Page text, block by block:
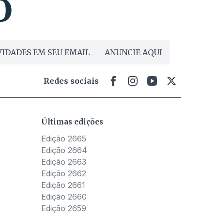
EM SEU EMAIL ANUNCIE AQUI
Redes sociais
Últimas edições
Edição 2665
Edição 2664
Edição 2663
Edição 2662
Edição 2661
Edição 2660
Edição 2659